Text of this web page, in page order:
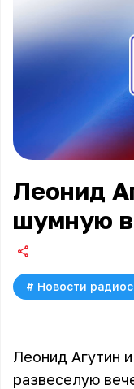
Леонид
шумную
# Новости
Леонид Агутин
развеселую